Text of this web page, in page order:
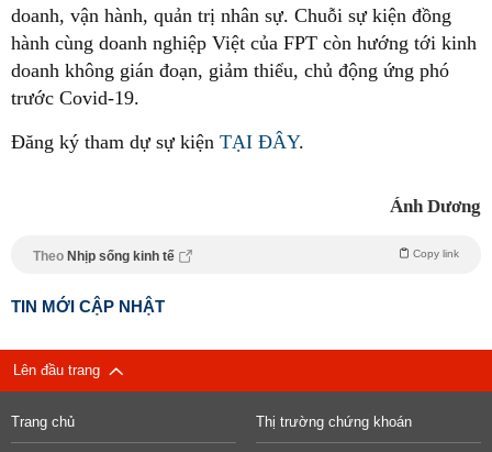
doanh, vận hành, quản trị nhân sự. Chuỗi sự kiện đồng
hành cùng doanh nghiệp Việt của FPT còn hướng tới kinh
doanh không gián đoạn, giảm thiểu, chủ động ứng phó
trước Covid-19.
Đăng ký tham dự sự kiện TẠI ĐÂY.
Ánh Dương
Theo Nhịp sống kinh tế Copy link
TIN MỚI CẬP NHẬT
Lên đầu trang
Trang chủ Thị trường chứng khoán